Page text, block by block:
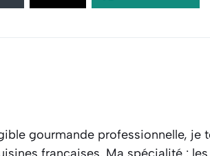
gourmande professionnelle,